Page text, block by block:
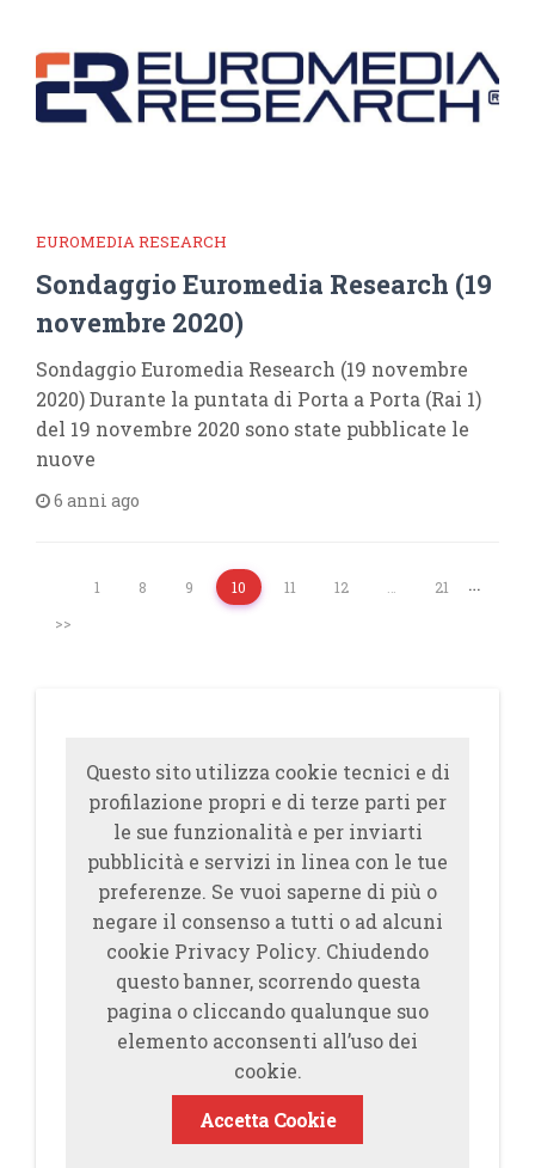
EUROMEDIA RESEARCH
Sondaggio Euromedia Research (19
novembre 2020)
Sondaggio Euromedia Research (19 novembre
2020) Durante la puntata di Porta a Porta (Rai 1)
del 19 novembre 2020 sono state pubblicate le
nuove
6 anni ago
1 …
8 9 10 11 12
21
>>
Questo sito utilizza cookie tecnici e di
profilazione propri e di terze parti per
le sue funzionalità e per inviarti
pubblicità e servizi in linea con le tue
preferenze. Se vuoi saperne di più o
negare il consenso a tutti o ad alcuni
cookie Privacy Policy. Chiudendo
questo banner, scorrendo questa
pagina o cliccando qualunque suo
elemento acconsenti all’uso dei
cookie.
Accetta Cookie